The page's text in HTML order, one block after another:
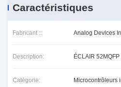
Caractéristiques
Fabricant :: Analog Devices
Description: ÉCLAIR
Catégorie: Microcontrôleurs